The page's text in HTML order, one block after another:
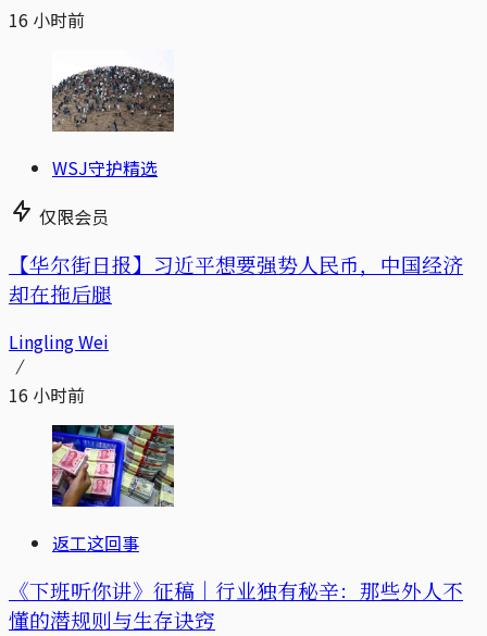
16 小时前
WSJ守护精选
仅限会员
【华尔街日报】习近平想要强势人民币，中国经济
却在拖后腿
Lingling Wei
16 小时前
返工这回事
《下班听你讲》征稿｜行业独有秘辛：那些外人不
懂的潜规则与生存诀窍